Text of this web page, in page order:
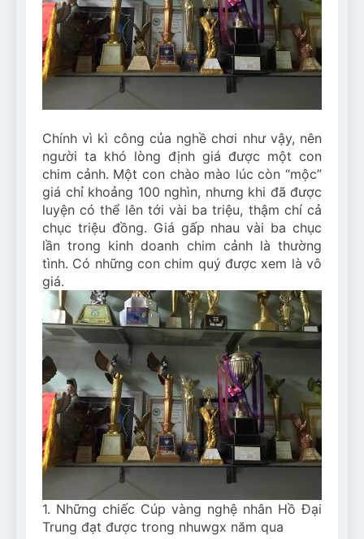
Can Bulldogs Play Fetch?
And How to Train Them!
7 Năm Ago
How Often Do I Need to
Groom My Bulldog
Chính vì kì công của nghề chơi như vậy, nên
người ta khó lòng định giá được một con
chim cảnh. Một con chào mào lúc còn “mộc”
giá chỉ khoảng 100 nghìn, nhưng khi đã được
luyện có thể lên tới vài ba triệu, thậm chí cả
chục triệu đồng. Giá gấp nhau vài ba chục
lần trong kinh doanh chim cảnh là thường
tình. Có những con chim quý được xem là vô
giá.
1. Những chiếc Cúp vàng nghệ nhân Hồ Đại
Trung đạt được trong nhuwgx năm qua